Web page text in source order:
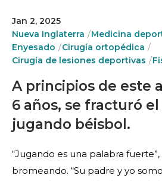
Jan 2, 2025
Nueva Inglaterra
Medicina
Enyesado
Cirugía ortopédica
Cirugía de lesiones deportivas
A principios de este
6 años, se fracturó
jugando béisbol.
“Jugando es una palabra
bromeando. “Su padre y yo